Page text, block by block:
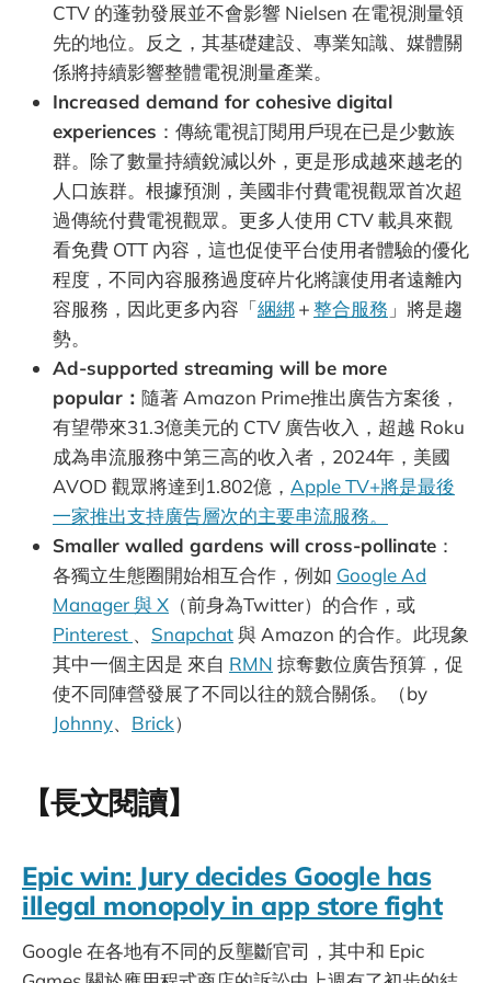
CTV 的蓬勃發展並不會影響 Nielsen 在電視測量領
先的地位。反之，其基礎建設、專業知識、媒體關
係將持續影響整體電視測量產業。
Increased demand for cohesive digital
experiences ：傳統電視訂閱用戶現在已是少數族
群。除了數量持續銳減以外，更是形成越來越老的
人口族群。根據預測，美國非付費電視觀眾首次超
過傳統付費電視觀眾。更多人使用 CTV 載具來觀
看免費 OTT 內容，這也促使平台使用者體驗的優化
程度，不同內容服務過度碎片化將讓使用者遠離內
容服務，因此更多內容「綑綁＋整合服務 」將是趨
勢。
Ad-supported streaming will be more
popular： 隨著 Amazon Prime推出廣告方案後，
有望帶來31.3億美元的 CTV 廣告收入，超越 Roku
成為串流服務中第三高的收入者，2024年，美國
AVOD 觀眾將達到1.802億， Apple TV+將是最後
一家推出支持廣告層次的主要串流服務。
Smaller walled gardens will cross-pollinate ：
各獨立生態圈開始相互合作，例如 Google Ad
Manager 與 X （前身為Twitter）的合作，或
Pinterest 、 Snapchat與 Amazon 的合作。此現象
其中一個主因是 來自 RMN 掠奪數位廣告預算，促
使不同陣營發展了不同以往的競合關係。（by
Johnny、 Brick）
【長文閱讀】
Epic win: Jury decides Google has
illegal monopoly in app store fight
Google 在各地有不同的反壟斷官司，其中和 Epic